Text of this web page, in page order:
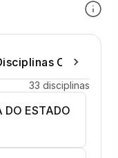
Optativas
33 disciplinas
DO ESTADO